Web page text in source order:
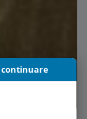
continuare